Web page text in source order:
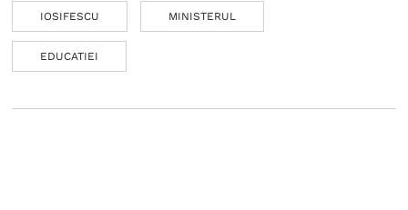
IOSIFESCU MINISTERUL
EDUCATIEI